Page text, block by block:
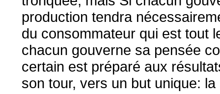
production tendra
du consommateur qui est tout
chacun gouverne sa pensée
certain est préparé aux
son tour, vers un but unique: